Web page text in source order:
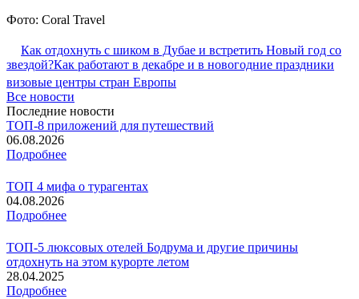
Фото: Coral Travel
Как отдохнуть с шиком в Дубае и встретить Новый год со
звездой?Как работают в декабре и в новогодние праздники
визовые центры стран Европы
Все новости
Последние новости
ТОП-8 приложений для путешествий
06.08.2026
Подробнее
ТОП 4 мифа о турагентах
04.08.2026
Подробнее
ТОП-5 люксовых отелей Бодрума и другие причины
отдохнуть на этом курорте летом
28.04.2025
Подробнее